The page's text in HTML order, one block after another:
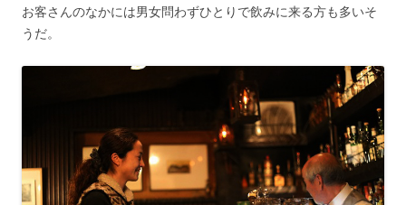
お客さんのなかには男女問わずひとりで飲みに来る方も多いそ
うだ。